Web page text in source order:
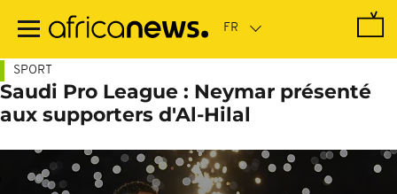
contenu
SPORT
Saudi Pro League : Neymar présenté
aux supporters d'Al-Hilal